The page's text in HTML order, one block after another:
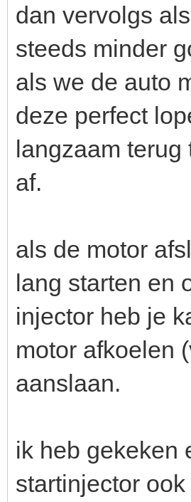
dan vervolgs
steeds minder
als we de auto
deze perfect
langzaam terug
af.
als de motor
lang starten en
injector heb je
motor afkoelen
aanslaan.
ik heb gekeken
startinjector